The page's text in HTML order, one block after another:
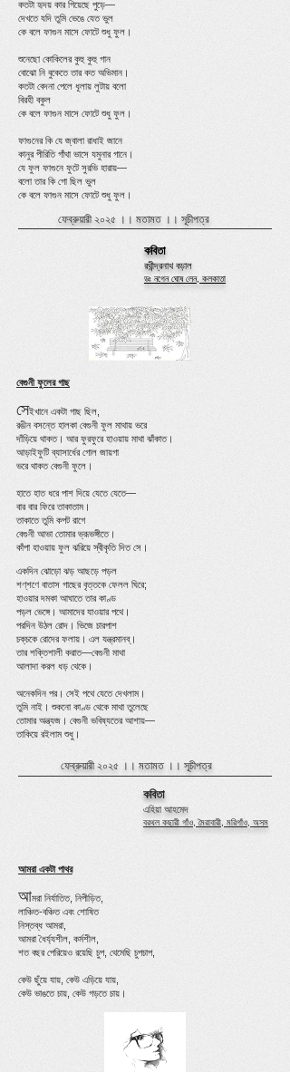
কতটা হৃদয় কার গিয়েছে পুড়ে—
দেখতে যদি তুমি ভেঙে যেত ভুল
কে বলে ফাগুন মাসে ফোটে শুধু ফুল।
শুনেছো কোকিলের কুহু কুহু গান
বোঝো নি বুকেতে তার কত অভিমান।
কতটা বেদনা পেলে ধূলায় লুটায় বলো
বিরহী বকুল
কে বলে ফাগুন মাসে ফোটে শুধু ফুল।
ফাগুনের কি যে জ্বালা রাধাই জানে
কানুর পীরিতি গাঁথা ভাসে যমুনার গানে।
যে ফুল ফাগুনে ফুটে সুরভি হারায়—
বলো তার কি গো ছিল ভুল
কে বলে ফাগুন মাসে ফোটে শুধু ফুল।
ফেব্রুয়ারী ২০২৫ ।। মতামত ।। সূচীপত্র
কবিতা
রথীন্দ্রনাথ বড়াল
ডঃ নগেন ঘোষ লেন, কলকাতা
বেগুনী ফুলের গাছ
সেইখানে একটা গাছ ছিল,
রঙীন বসন্তে হালকা বেগুনী ফুল মাথায় ভরে
দাঁড়িয়ে থাকত। আর ফুরফুরে হাওয়ায় মাথা ঝাঁকাত।
আড়াইফুটি ব্যাসার্ধের গোল জায়গা
ভরে থাকত বেগুনী ফুলে।
হাতে হাত ধরে পাশ দিয়ে যেতে যেতে—
বার বার ফিরে তাকাতাম।
তাকাতে তুমি কপট রাগে
বেগুনী আভা তোমার ভ্রূভঙ্গীতে।
কাঁপা হাওয়ায় ফুল ঝরিয়ে স্বীকৃতি দিত সে।
একদিন ঝোড়ো ঝড় আছড়ে পড়ল
শণ্‌শণে বাতাস গাছের বৃত্তকে ফেলল ঘিরে;
হাওয়ার দমকা আঘাতে তার কাণ্ড
পড়ল ভেঙ্গে। আমাদের যাওয়ার পথে।
পরদিন উঠল রোদ। ভিজে চারপাশ
চক্‌চকে রোদের ফলায়। এল যন্ত্রমানব্‌।
তার শক্তিশালী করাত—বেগুনী মাথা
আলাদা করল ধড় থেকে।
অনেকদিন পর। সেই পথে যেতে দেখলাম।
তুমি নাই। শুকনো কাণ্ড থেকে মাথা তুলেছে
তোমার অন্ত্যজ। বেগুনী ভবিষ্যতের আশায়—
তাকিয়ে রইলাম শুধু।
ফেব্রুয়ারী ২০২৫ ।। মতামত ।। সূচীপত্র
কবিতা
এহিয়া আহমেদ
বরথল কছারী গাঁও, মৈরাবারী, মরিগাঁও, অসম
আমরা একটা পাথর
আমরা নির্যাতিত, নিপীড়িত,
লাঞ্চিত-বঞ্চিত এবং শোষিত
নিস্তব্ধ আমরা,
আমরা ধৈর্য্যশীল, কর্মশীল,
শত বছর পেরিয়েও রয়েছি চুপ, থেমেছি চুপচাপ,
কেউ ছুঁয়ে যায়, কেউ এড়িয়ে যায়,
কেউ ভাঙতে চায়, কেউ গড়তে চায়।